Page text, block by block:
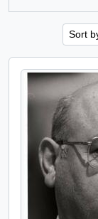
Sort